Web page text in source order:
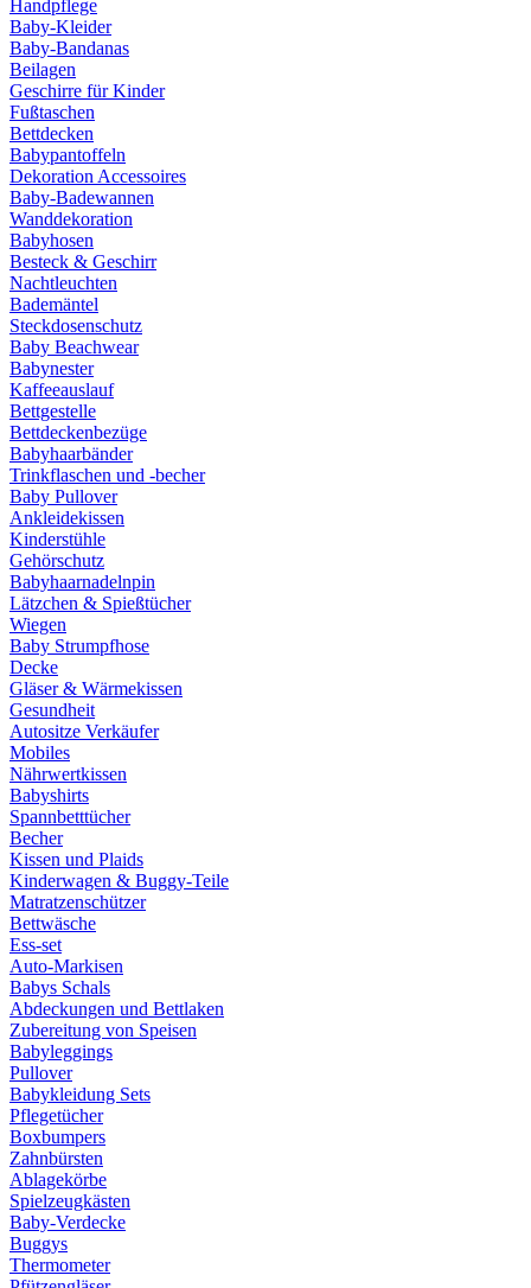
Handpflege
Baby-Kleider
Baby-Bandanas
Beilagen
Geschirre für Kinder
Fußtaschen
Bettdecken
Babypantoffeln
Dekoration Accessoires
Baby-Badewannen
Wanddekoration
Babyhosen
Besteck & Geschirr
Nachtleuchten
Bademäntel
Steckdosenschutz
Baby Beachwear
Babynester
Kaffeeauslauf
Bettgestelle
Bettdeckenbezüge
Babyhaarbänder
Trinkflaschen und -becher
Baby Pullover
Ankleidekissen
Kinderstühle
Gehörschutz
Babyhaarnadelnpin
Lätzchen & Spießtücher
Wiegen
Baby Strumpfhose
Decke
Gläser & Wärmekissen
Gesundheit
Autositze Verkäufer
Mobiles
Nährwertkissen
Babyshirts
Spannbetttücher
Becher
Kissen und Plaids
Kinderwagen & Buggy-Teile
Matratzenschützer
Bettwäsche
Ess-set
Auto-Markisen
Babys Schals
Abdeckungen und Bettlaken
Zubereitung von Speisen
Babyleggings
Pullover
Babykleidung Sets
Pflegetücher
Boxbumpers
Zahnbürsten
Ablagekörbe
Spielzeugkästen
Baby-Verdecke
Buggys
Thermometer